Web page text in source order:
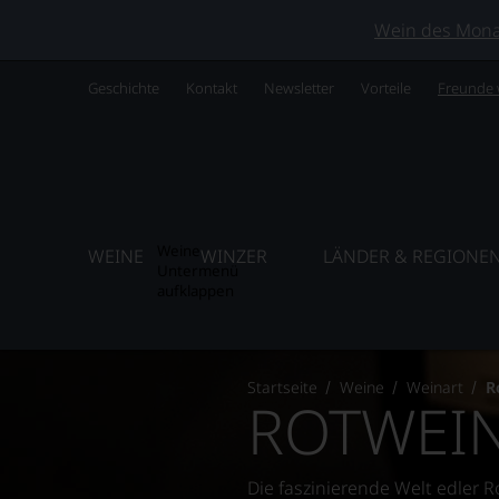
Wein des
Geschichte Kontakt Newsletter Vorteile Freunde
WEINE WINZER LÄNDER & REGIONEN
Startseite Weine Weinart
Die faszinierende Welt edler